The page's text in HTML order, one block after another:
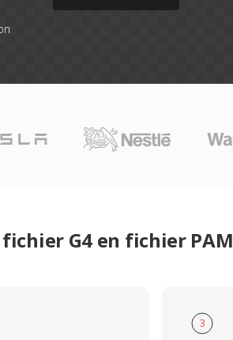
G4 en fichier PAM
3